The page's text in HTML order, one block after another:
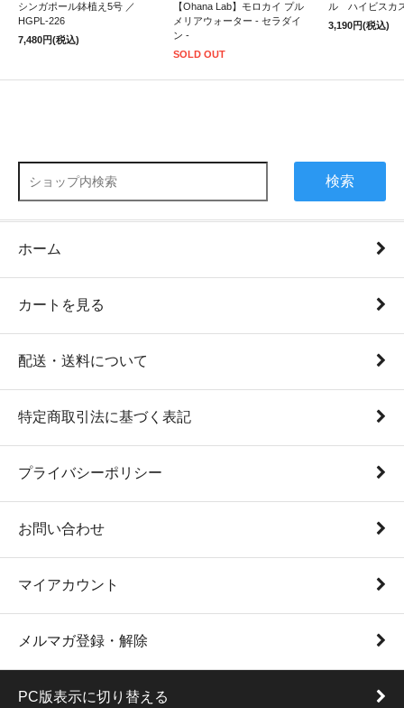
シンガポール鉢植え5号 ／
HGPL-226
7,480円(税込)
【Ohana Lab】モロカイ プル
メリアウォーター - セラダイ
ン -
SOLD OUT
ル ハイビスカ
3,190円(税込)
検索
ホーム
カートを見る
配送・送料について
特定商取引法に基づく表記
プライバシーポリシー
お問い合わせ
マイアカウント
メルマガ登録・解除
PC版表示に切り替える